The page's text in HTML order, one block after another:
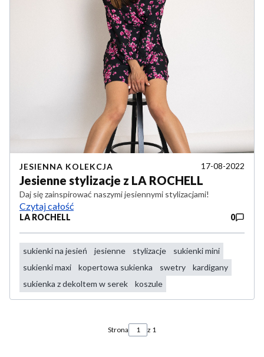
JESIENNA KOLEKCJA 17-08-2022
Jesienne stylizacje z LA ROCHELL
Daj się zainspirować naszymi jesiennymi stylizacjami!
Czytaj całość
LA ROCHELL 0
sukienki na jesień jesienne stylizacje
sukienki mini
sukienki maxi
kopertowa sukienka swetry
kardigany
sukienka z dekoltem w serek
koszule
Strona z 1